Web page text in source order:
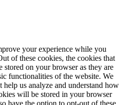
your experience while you
of these cookies, the cookies that
stored on your browser as they are
functionalities of the website. We
help us analyze and understand how
will be stored in your browser